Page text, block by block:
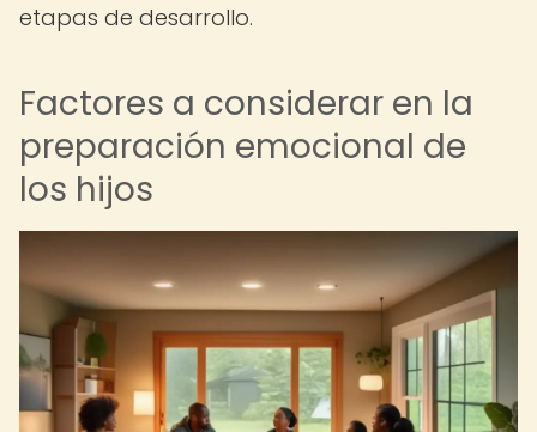
etapas de desarrollo.
Factores a considerar en la
preparación emocional de
los hijos